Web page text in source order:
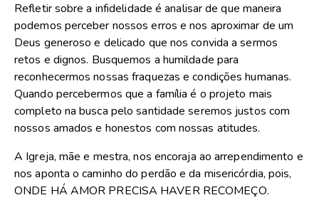
Refletir sobre a infidelidade é analisar de que maneira
podemos perceber nossos erros e nos aproximar de um
Deus generoso e delicado que nos convida a sermos
retos e dignos. Busquemos a humildade para
reconhecermos nossas fraquezas e condições humanas.
Quando percebermos que a família é o projeto mais
completo na busca pelo santidade seremos justos com
nossos amados e honestos com nossas atitudes.
A Igreja, mãe e mestra, nos encoraja ao arrependimento e
nos aponta o caminho do perdão e da misericórdia, pois,
ONDE HÁ AMOR PRECISA HAVER RECOMEÇO.